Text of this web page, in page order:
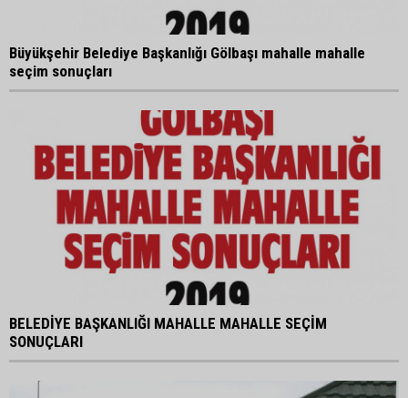
Büyükşehir Belediye Başkanlığı Gölbaşı mahalle mahalle
seçim sonuçları
BELEDİYE BAŞKANLIĞI MAHALLE MAHALLE SEÇİM
SONUÇLARI